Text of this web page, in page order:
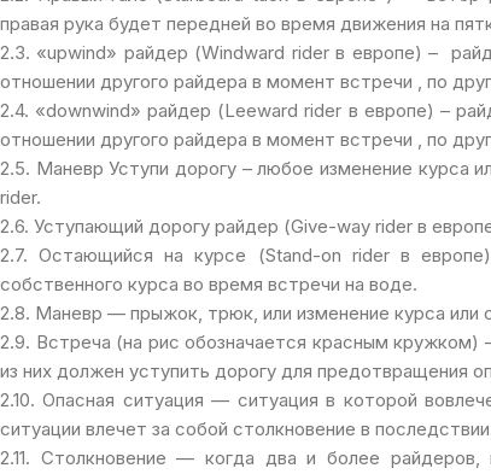
правая рука будет передней во время движения на
2.3. «upwind» райдер (Windward rider в европе) –
отношении другого райдера в момент встречи , по
2.4. «downwind» райдер (Leeward rider в европе) –
отношении другого райдера в момент встречи , по
2.5. Маневр Уступи дорогу – любое изменение курса
rider.
2.6. Уступающий дорогу райдер (Give-way rider в
2.7. Остающийся на курсе (Stand-on rider в
собственного курса во время встречи на воде.
2.8. Маневр — прыжок, трюк, или изменение курса или
2.9. Встреча (на рис обозначается красным кружком)
из них должен уступить дорогу для предотвращения
2.10. Опасная ситуация — ситуация в которой
ситуации влечет за собой столкновение в
2.11. Столкновение — когда два и более